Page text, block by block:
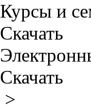
Курсы и
Скачать
Скачать
>